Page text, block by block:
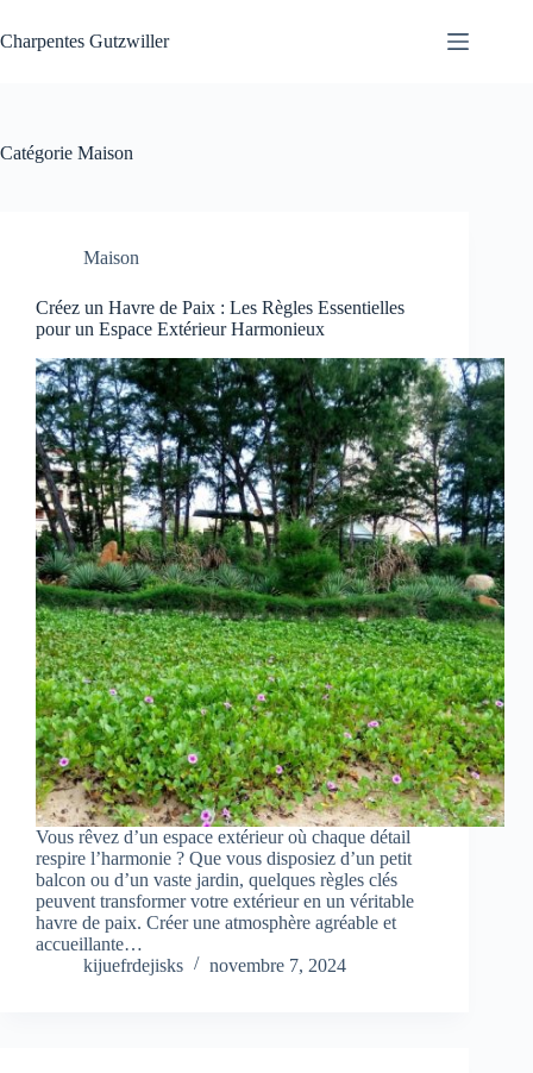
au
contenu
Charpentes Gutzwiller
Catégorie Maison
Maison
Créez un Havre de Paix : Les Règles Essentielles
pour un Espace Extérieur Harmonieux
Vous rêvez d’un espace extérieur où chaque détail
respire l’harmonie ? Que vous disposiez d’un petit
balcon ou d’un vaste jardin, quelques règles clés
peuvent transformer votre extérieur en un véritable
havre de paix. Créer une atmosphère agréable et
accueillante…
kijuefrdejisks
novembre 7, 2024